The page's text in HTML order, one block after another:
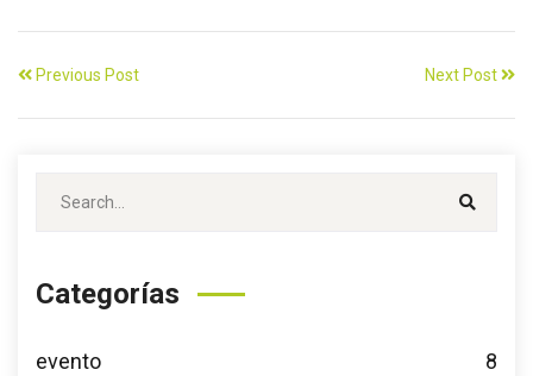
Previous Post Next Post
Categorías
evento 8